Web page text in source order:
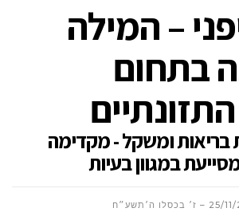
– המילה
בתחום
ומשקל - מקדימה
במגוון בעיות
בכסלו ה׳תשע״ח